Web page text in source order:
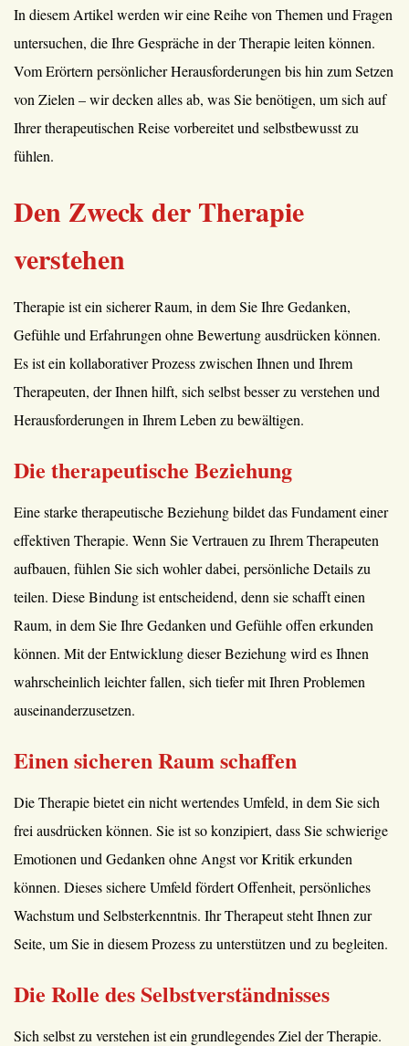
In diesem Artikel werden wir eine Reihe von Themen und Fragen
untersuchen, die Ihre Gespräche in der Therapie leiten können.
Vom Erörtern persönlicher Herausforderungen bis hin zum Setzen
von Zielen – wir decken alles ab, was Sie benötigen, um sich auf
Ihrer therapeutischen Reise vorbereitet und selbstbewusst zu
fühlen.
Den Zweck der Therapie
verstehen
Therapie ist ein sicherer Raum, in dem Sie Ihre Gedanken,
Gefühle und Erfahrungen ohne Bewertung ausdrücken können.
Es ist ein kollaborativer Prozess zwischen Ihnen und Ihrem
Therapeuten, der Ihnen hilft, sich selbst besser zu verstehen und
Herausforderungen in Ihrem Leben zu bewältigen.
Die therapeutische Beziehung
Eine starke therapeutische Beziehung bildet das Fundament einer
effektiven Therapie. Wenn Sie Vertrauen zu Ihrem Therapeuten
aufbauen, fühlen Sie sich wohler dabei, persönliche Details zu
teilen. Diese Bindung ist entscheidend, denn sie schafft einen
Raum, in dem Sie Ihre Gedanken und Gefühle offen erkunden
können. Mit der Entwicklung dieser Beziehung wird es Ihnen
wahrscheinlich leichter fallen, sich tiefer mit Ihren Problemen
auseinanderzusetzen.
Einen sicheren Raum schaffen
Die Therapie bietet ein nicht wertendes Umfeld, in dem Sie sich
frei ausdrücken können. Sie ist so konzipiert, dass Sie schwierige
Emotionen und Gedanken ohne Angst vor Kritik erkunden
können. Dieses sichere Umfeld fördert Offenheit, persönliches
Wachstum und Selbsterkenntnis. Ihr Therapeut steht Ihnen zur
Seite, um Sie in diesem Prozess zu unterstützen und zu begleiten.
Die Rolle des Selbstverständnisses
Sich selbst zu verstehen ist ein grundlegendes Ziel der Therapie.